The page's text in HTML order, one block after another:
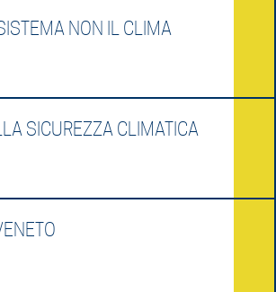
NON IL CLIMA
SICUREZZA CLIMATICA